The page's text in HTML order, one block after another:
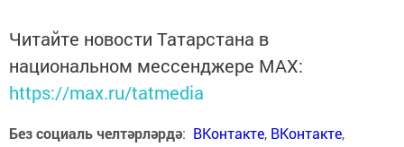
Читайте новости Татарстана в
национальном мессенджере MАХ:
https://max.ru/tatmedia
Без социаль челтәрләрдә: ВКонтакте, ВКонтакте,